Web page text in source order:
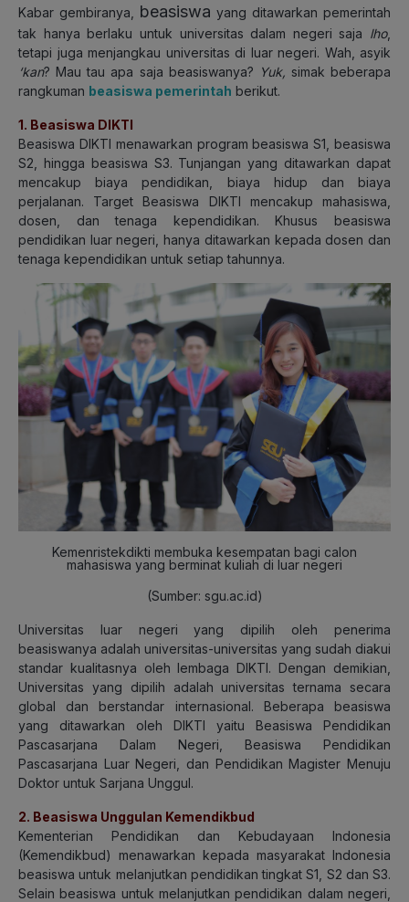
Kabar gembiranya, beasiswa yang ditawarkan pemerintah
tak hanya berlaku untuk universitas dalam negeri saja lho,
tetapi juga menjangkau universitas di luar negeri. Wah, asyik
‘kan? Mau tau apa saja beasiswanya? Yuk, simak beberapa
rangkuman beasiswa pemerintah berikut.
1. Beasiswa DIKTI
Beasiswa DIKTI menawarkan program beasiswa S1, beasiswa
S2, hingga beasiswa S3. Tunjangan yang ditawarkan dapat
mencakup biaya pendidikan, biaya hidup dan biaya
perjalanan. Target Beasiswa DIKTI mencakup mahasiswa,
dosen, dan tenaga kependidikan. Khusus beasiswa
pendidikan luar negeri, hanya ditawarkan kepada dosen dan
tenaga kependidikan untuk setiap tahunnya.
Kemenristekdikti membuka kesempatan bagi calon
mahasiswa yang berminat kuliah di luar negeri
(Sumber: sgu.ac.id)
Universitas luar negeri yang dipilih oleh penerima
beasiswanya adalah universitas-universitas yang sudah diakui
standar kualitasnya oleh lembaga DIKTI. Dengan demikian,
Universitas yang dipilih adalah universitas ternama secara
global dan berstandar internasional. Beberapa beasiswa
yang ditawarkan oleh DIKTI yaitu Beasiswa Pendidikan
Pascasarjana Dalam Negeri, Beasiswa Pendidikan
Pascasarjana Luar Negeri, dan Pendidikan Magister Menuju
Doktor untuk Sarjana Unggul.
2. Beasiswa Unggulan Kemendikbud
Kementerian Pendidikan dan Kebudayaan Indonesia
(Kemendikbud) menawarkan kepada masyarakat Indonesia
beasiswa untuk melanjutkan pendidikan tingkat S1, S2 dan S3.
Selain beasiswa untuk melanjutkan pendidikan dalam negeri,